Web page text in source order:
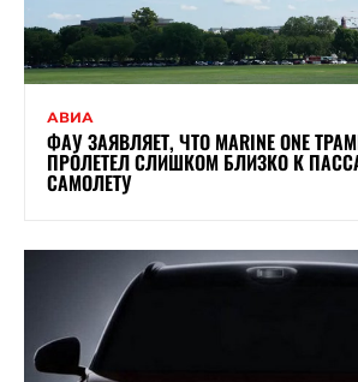
АВИА
ФАУ ЗАЯВЛЯЕТ, ЧТО MARINE ONE
ПРОЛЕТЕЛ СЛИШКОМ БЛИЗКО К
САМОЛЕТУ